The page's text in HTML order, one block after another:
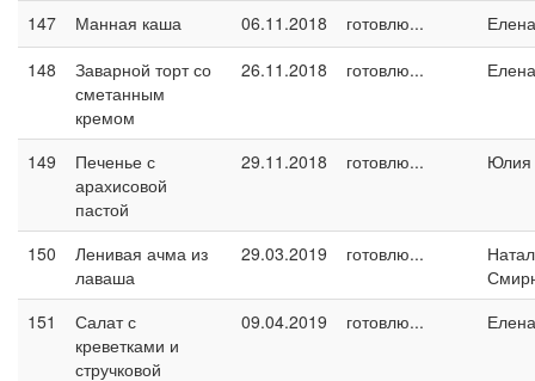
147 Манная каша 06.11.2018 готовлю...
148
Заварной торт со
сметанным
кремом
26.11.2018 готовлю...
149
Печенье с
арахисовой
пастой
29.11.2018 готовлю... Юлия
150
Ленивая ачма из
лаваша
29.03.2019 готовлю...
151
Салат с
креветками и
стручковой
09.04.2019 готовлю...